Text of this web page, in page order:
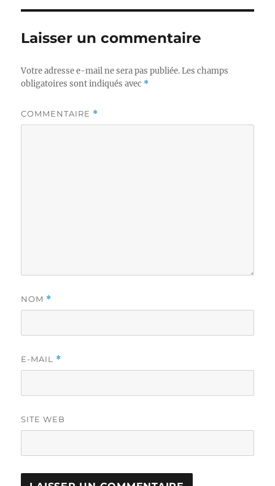
Laisser un commentaire
Votre adresse e-mail ne sera pas publiée. Les champs
obligatoires sont indiqués avec *
COMMENTAIRE *
NOM *
E-MAIL *
SITE WEB